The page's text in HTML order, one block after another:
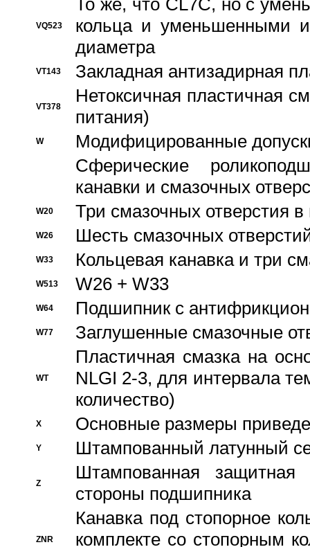
VQ523
То же, что CL7C, но с
кольца и уменьшенными
диаметра
VT143 Закладная антизадирная
VT378
Нетоксичная пластичная
питания)
W
Модифицированные
Сферические
канавки и смазочных
W20 Три смазочных отверстия
W26 Шесть смазочных
W33 Кольцевая канавка и три
W513 W26 + W33
W64 Подшипник с
W77 Заглушенные смазочные
WT
Пластичная смазка на
NLGI 2-3, для интервала
количество)
X Основные размеры
Y Штампованный латунный
Z
Штампованная
стороны подшипника
ZNR
Канавка под стопорное
комплекте со стопорным